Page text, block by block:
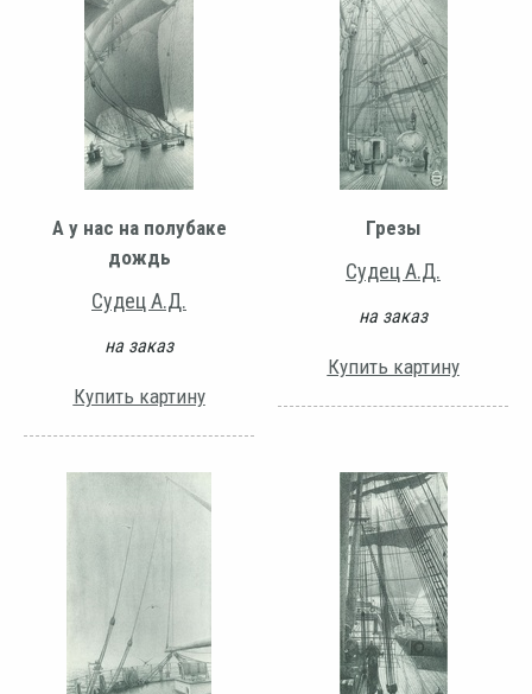
А у нас на полубаке
дождь
Судец А.Д.
на заказ
Купить картину
Грезы
Судец А.Д.
на заказ
Купить картину